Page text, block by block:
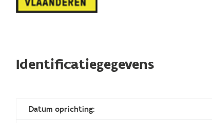
Identificatiegegevens
Datum oprichting: